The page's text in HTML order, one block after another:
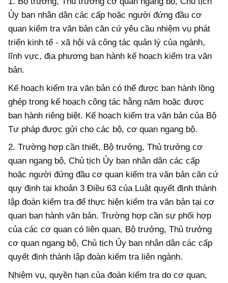
Ủy ban nhân dân các cấp hoặc người đứng đầu cơ
quan kiểm tra văn bản căn cứ yêu cầu nhiệm vụ phát
triển kinh tế - xã hội và công tác quản lý của ngành,
lĩnh vực, địa phương ban hành kế hoạch kiểm tra văn
bản.
Kế hoạch kiểm tra văn bản có thể được ban hành lồng
ghép trong kế hoạch công tác hằng năm hoặc được
ban hành riêng biệt. Kế hoạch kiểm tra văn bản của Bộ
Tư pháp được gửi cho các bộ, cơ quan ngang bộ.
2. Trường hợp cần thiết, Bộ trưởng, Thủ trưởng cơ
quan ngang bộ, Chủ tịch Ủy ban nhân dân các cấp
hoặc người đứng đầu cơ quan kiểm tra văn bản căn cứ
quy định tại khoản 3 Điều 63 của Luật quyết định thành
lập đoàn kiểm tra để thực hiện kiểm tra văn bản tại cơ
quan ban hành văn bản. Trường hợp cần sự phối hợp
của các cơ quan có liên quan, Bộ trưởng, Thủ trưởng
cơ quan ngang bộ, Chủ tịch Ủy ban nhân dân các cấp
quyết định thành lập đoàn kiểm tra liên ngành.
Nhiệm vụ, quyền hạn của đoàn kiểm tra do cơ quan,